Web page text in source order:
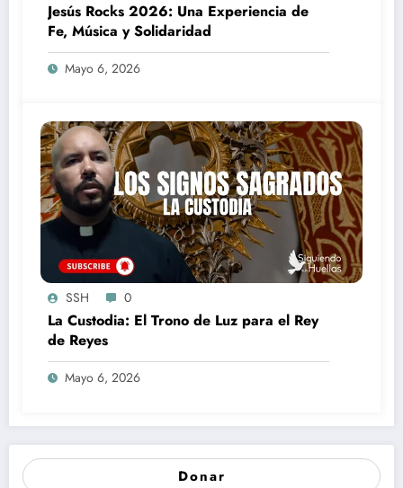
Jesús Rocks 2026: Una Experiencia de
Fe, Música y Solidaridad
Mayo 6, 2026
SSH 0
La Custodia: El Trono de Luz para el Rey
de Reyes
Mayo 6, 2026
Donar